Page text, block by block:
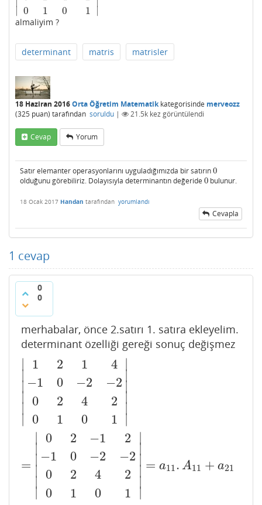
∣ 0
1
0
1 ∣
almaliyim ?
determinant matris matrisler
18 Haziran 2016Orta Öğretim Matematikkategorisinde merveozz
(325 puan) tarafından soruldu | 21.5k kez görüntülendi
Cevap Yorum
Satır elemanter operasyonlarını uyguladığımızda bir satırın0
0
olduğunu görebiliriz. Dolayısıyla determinantın değeride 0
0 bulunur.
18 Ocak 2017 Handan tarafından yorumlandı
Cevapla
1 cevap
0
0
merhabalar, önce 2.satırı 1. satıra ekleyelim.
determinant özelliği gereği sonuç değişmez
∣
∣
∣
∣
∣
∣
1
−1
0
0
2
0
2
1
1
−2
4
0
4
−2
2
1
∣
∣
∣
∣
∣
∣
=
∣
∣
∣
∣
∣
∣
0
−1
0
0
2
0
2
1
−1
−2
4
0
2
−2
2
1
∣
∣
∣
∣
∣
∣
= a11. A11 + a21
| 10